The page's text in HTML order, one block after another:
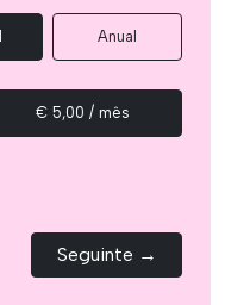
Anual
€ 5,00 / mês
Seguinte →